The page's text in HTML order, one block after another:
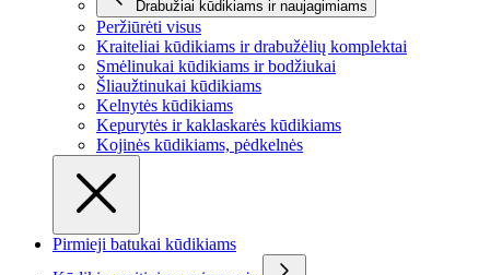
Drabužiai kūdikiams ir naujagimiams
Peržiūrėti visus
Kraiteliai kūdikiams ir drabužėlių komplektai
Smėlinukai kūdikiams ir bodžiukai
Šliaužtinukai kūdikiams
Kelnytės kūdikiams
Kepurytės ir kaklaskarės kūdikiams
Kojinės kūdikiams, pėdkelnės
Pirmieji batukai kūdikiams